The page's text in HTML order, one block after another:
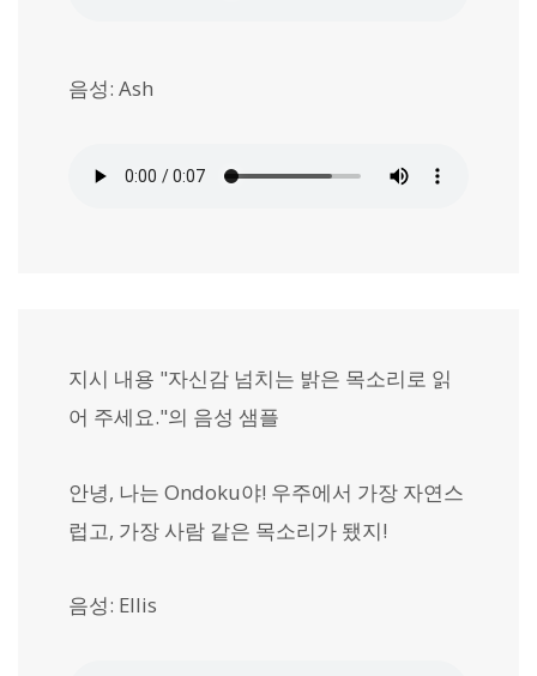
음성: Ash
지시 내용 "자신감 넘치는 밝은 목소리로 읽
어 주세요."의 음성 샘플
안녕, 나는 Ondoku야! 우주에서 가장 자연스
럽고, 가장 사람 같은 목소리가 됐지!
음성: Ellis